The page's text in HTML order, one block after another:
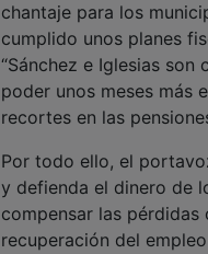
chantaje para los
cumplido unos planes
“Sánchez e Iglesias
poder unos meses más
recortes en las
Por todo ello, el
y defienda el dinero de
compensar las pérdidas
recuperación del